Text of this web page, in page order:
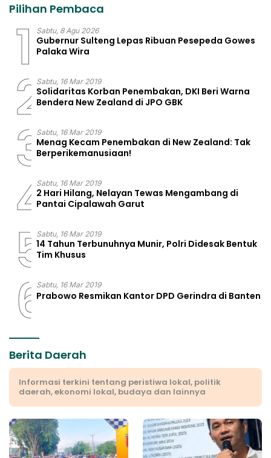
Pilihan Pembaca
1 Sabtu, 8 Agu 2026
Gubernur Sulteng Lepas Ribuan Pesepeda Gowes
Palaka Wira
2Sabtu, 16 Mar 2019
Solidaritas Korban Penembakan, DKI Beri Warna
Bendera New Zealand di JPO GBK
3Sabtu, 16 Mar 2019
Menag Kecam Penembakan di New Zealand: Tak
Berperikemanusiaan!
4Sabtu, 16 Mar 2019
2 Hari Hilang, Nelayan Tewas Mengambang di
Pantai Cipalawah Garut
5Sabtu, 16 Mar 2019
14 Tahun Terbunuhnya Munir, Polri Didesak Bentuk
Tim Khusus
6Sabtu, 16 Mar 2019
Prabowo Resmikan Kantor DPD Gerindra di Banten
Berita Daerah
Informasi terkini tentang peristiwa lokal, politik
daerah, ekonomi lokal, budaya dan lainnya